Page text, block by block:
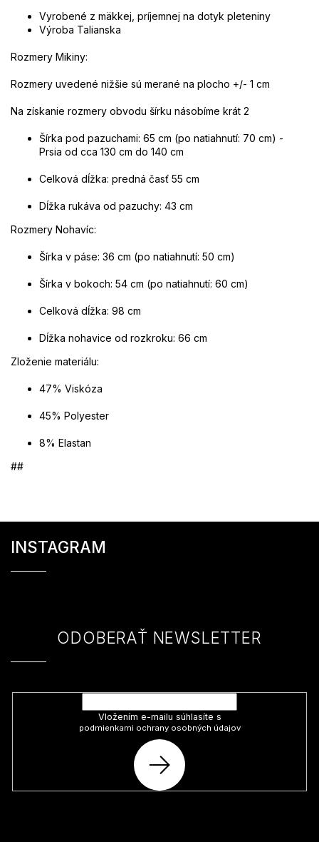
Vyrobené z mäkkej, príjemnej na dotyk pleteniny
Výroba Talianska
Rozmery Mikiny:
Rozmery uvedené nižšie sú merané na plocho +/- 1 cm
Na získanie rozmery obvodu šírku násobíme krát 2
Šírka pod pazuchami: 65 cm (po natiahnutí: 70 cm) -
Prsia od cca 130 cm do 140 cm
Celková dĺžka: predná časť 55 cm
Dĺžka rukáva od pazuchy: 43 cm
Rozmery Nohavíc:
Šírka v páse: 36 cm (po natiahnutí: 50 cm)
Šírka v bokoch: 54 cm (po natiahnutí: 60 cm)
Celková dĺžka: 98 cm
Dĺžka nohavice od rozkroku: 66 cm
Zloženie materiálu:
47% Viskóza
45% Polyester
8% Elastan
##
INSTAGRAM
ODOBERAŤ NEWSLETTER
Vložením e-mailu súhlasíte s
podmienkami ochrany osobných údajov
PRIHLÁSIŤ
SA